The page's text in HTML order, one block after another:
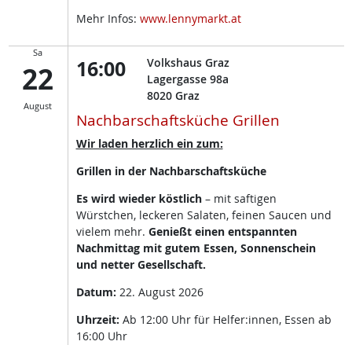
Mehr Infos: www.lennymarkt.at
Sa
22
August
16:00
Volkshaus Graz
Lagergasse 98a
8020 Graz
Nachbarschaftsküche Grillen
Wir laden herzlich ein zum:
Grillen in der Nachbarschaftsküche
Es wird wieder köstlich – mit saftigen
Würstchen, leckeren Salaten, feinen Saucen und
vielem mehr. Genießt einen entspannten
Nachmittag mit gutem Essen, Sonnenschein
und netter Gesellschaft.
Datum: 22. August 2026
Uhrzeit: Ab 12:00 Uhr für Helfer:innen, Essen ab
16:00 Uhr